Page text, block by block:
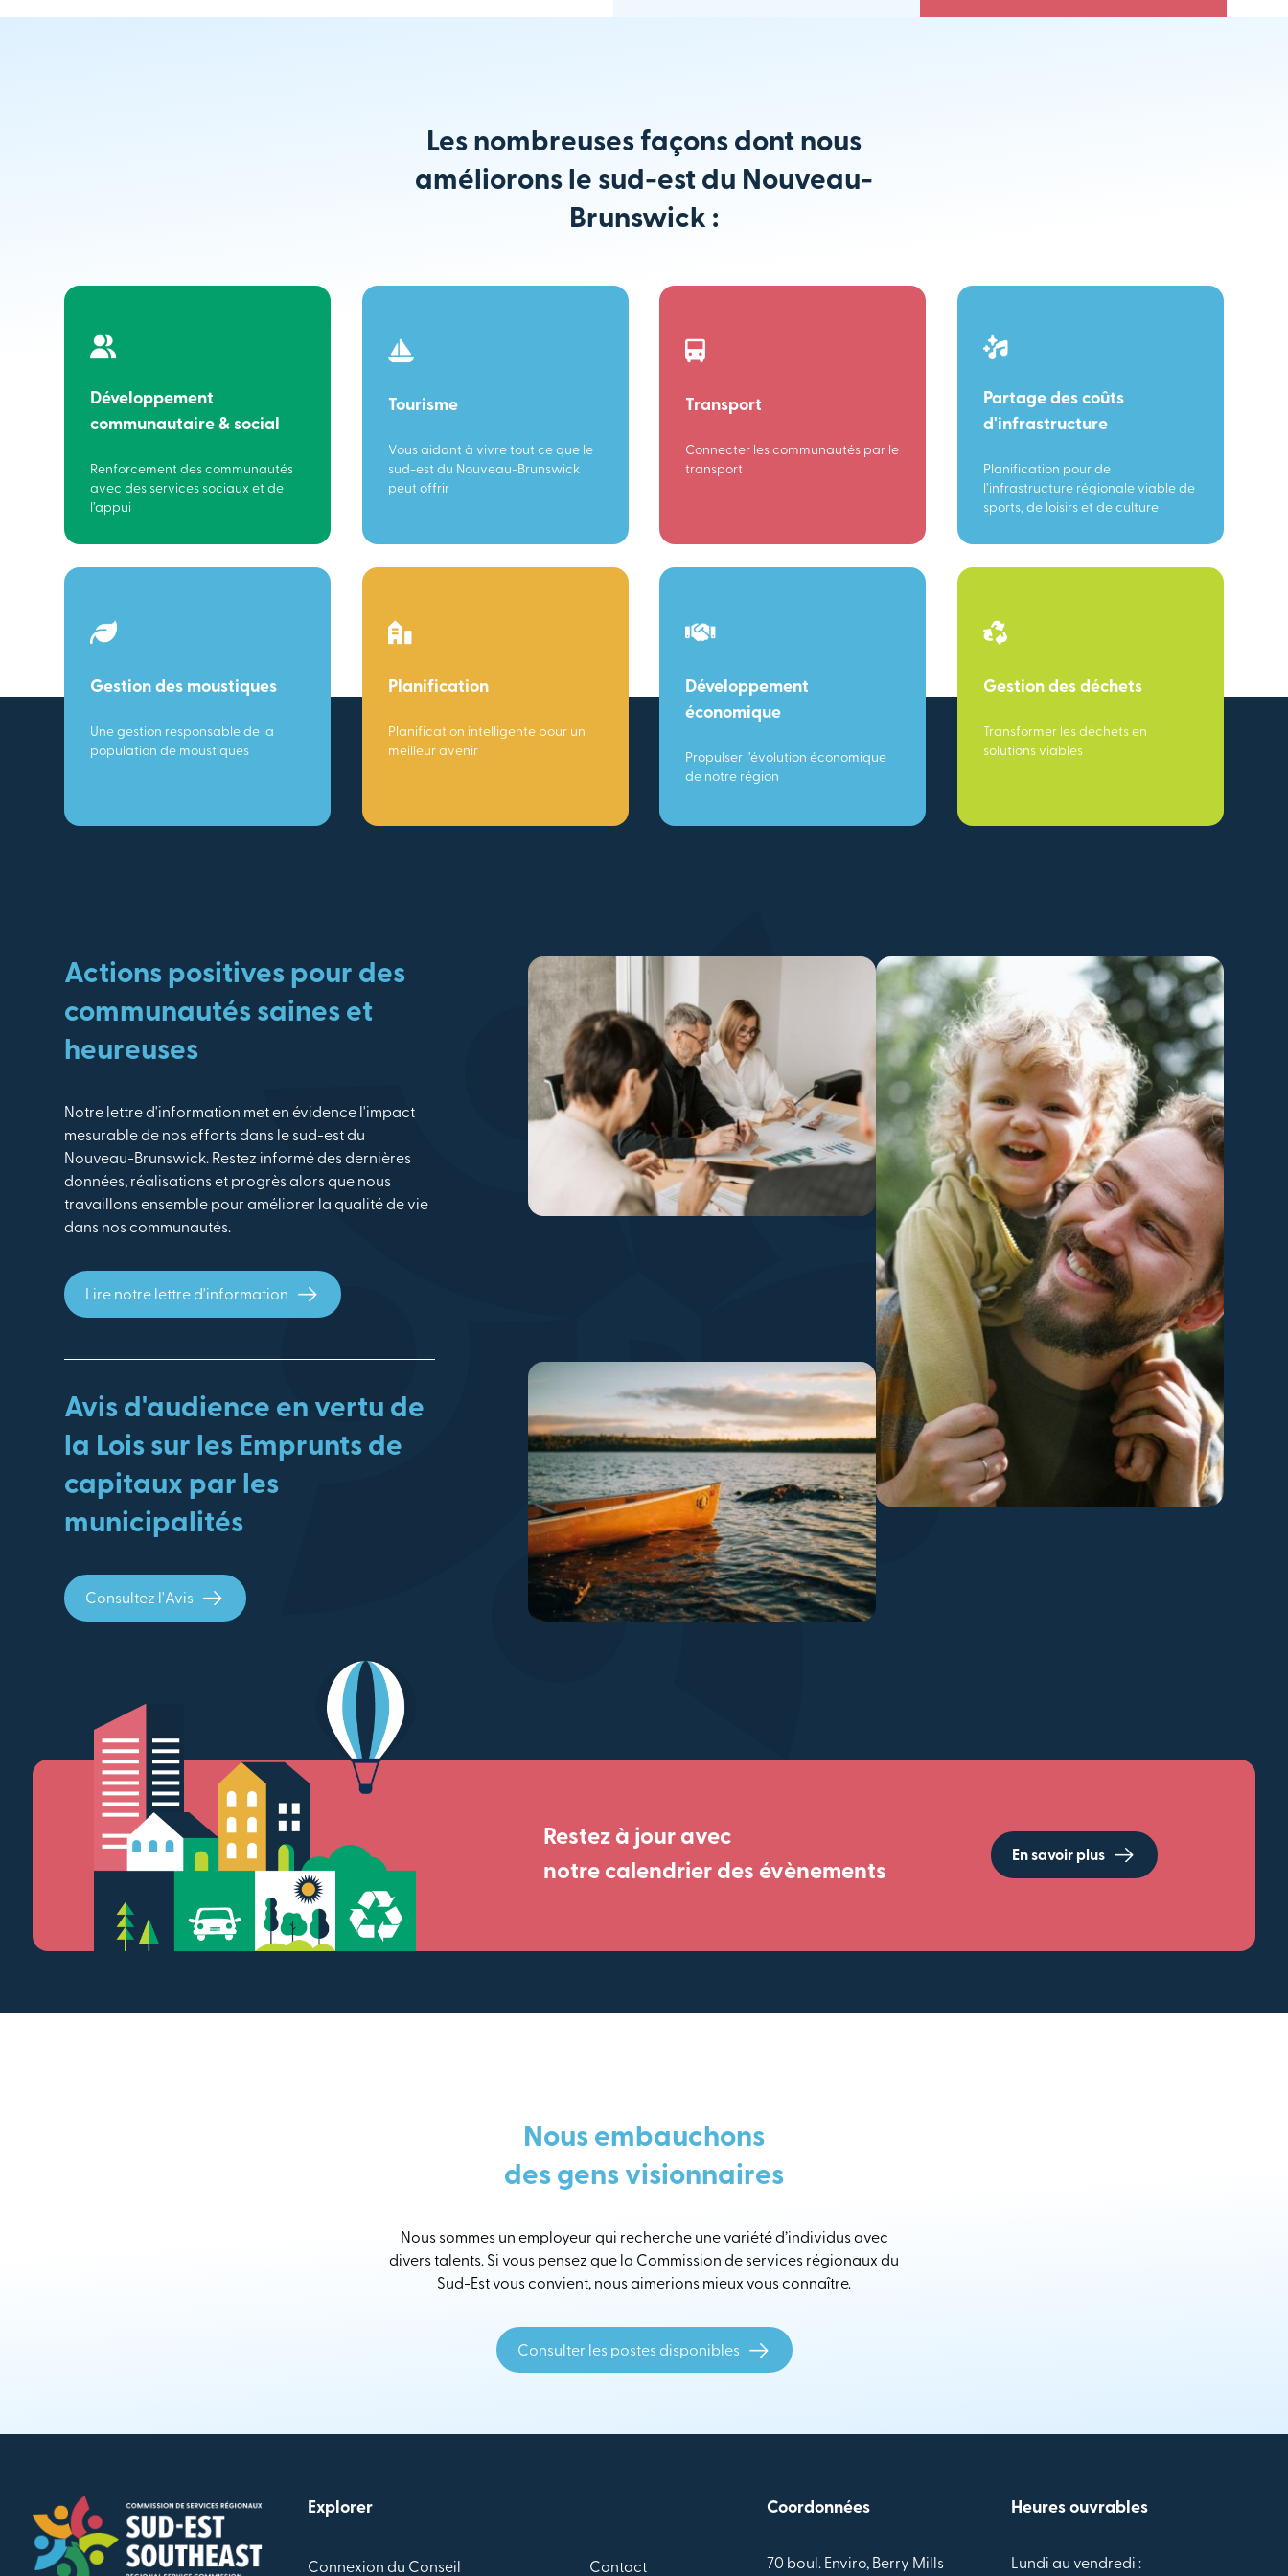
Les nombreuses façons dont nous
améliorons le sud-est du Nouveau-
Brunswick :
Développement
communautaire & social
Renforcement des communautés
avec des services sociaux et de
l’appui
Tourisme
Vous aidant à vivre tout ce que le
sud-est du Nouveau-Brunswick
peut offrir
Transport
Connecter les communautés par le
transport
Partage des coûts
d'infrastructure
Planification pour de
l’infrastructure régionale viable de
sports, de loisirs et de culture
Gestion des moustiques
Une gestion responsable de la
population de moustiques
Planification
Planification intelligente pour un
meilleur avenir
Développement
économique
Propulser l’évolution économique
de notre région
Gestion des déchets
Transformer les déchets en
solutions viables
Actions positives pour des
communautés saines et
heureuses
Notre lettre d'information met en évidence l'impact
mesurable de nos efforts dans le sud-est du
Nouveau-Brunswick. Restez informé des dernières
données, réalisations et progrès alors que nous
travaillons ensemble pour améliorer la qualité de vie
dans nos communautés.
Lire notre lettre d'information
Avis d'audience en vertu de
la Lois sur les Emprunts de
capitaux par les
municipalités
Consultez l'Avis
Restez à jour avec
notre calendrier des évènements
En savoir plus
Nous embauchons
des gens visionnaires
Nous sommes un employeur qui recherche une variété d’individus avec
divers talents. Si vous pensez que la Commission de services régionaux du
Sud-Est vous convient, nous aimerions mieux vous connaître.
Consulter les postes disponibles
Explorer
Connexion du Conseil Contact
Coordonnées
70 boul. Enviro, Berry Mills
Heures ouvrables
Lundi au vendredi :